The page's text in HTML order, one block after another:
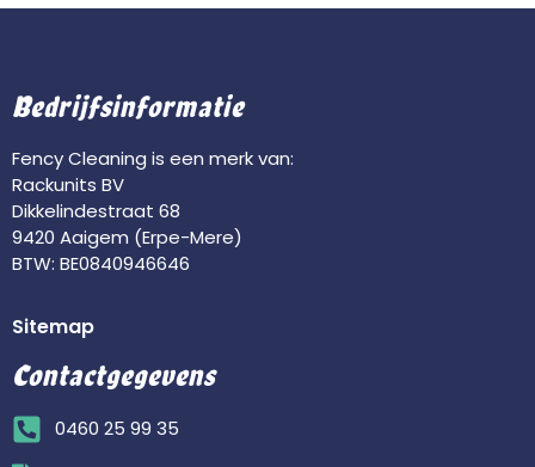
Bedrijfsinformatie
Fency Cleaning is een merk van:
Rackunits BV
Dikkelindestraat 68
9420 Aaigem (Erpe-Mere)
BTW: BE0840946646
Sitemap
Contactgegevens
0460 25 99 35